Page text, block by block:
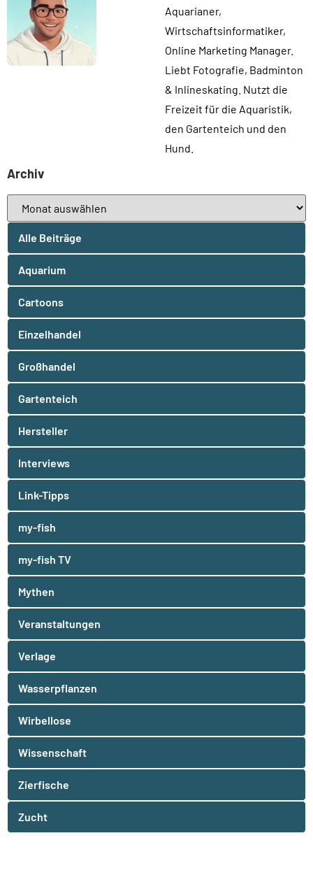
Aquarianer,
Wirtschaftsinformatiker,
Online Marketing Manager.
Liebt Fotografie, Badminton
& Inlineskating. Nutzt die
Freizeit für die Aquaristik,
den Gartenteich und den
Hund.
Archiv
Alle Beiträge
Aquarium
Cartoons
Einzelhandel
Großhandel
Gartenteich
Hersteller
Interviews
Link-Tipps
my-fish
my-fish TV
Mythen
Veranstaltungen
Verlage
Wasserpflanzen
Wirbellose
Wissenschaft
Zierfische
Zucht